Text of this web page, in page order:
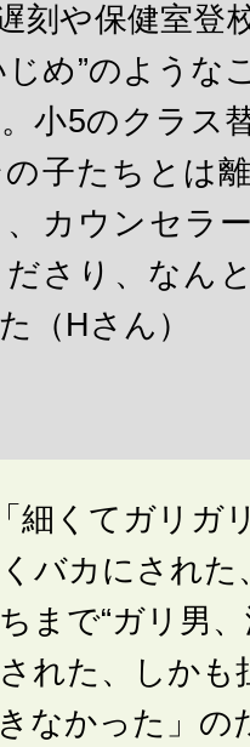
刻や保健室登
じめ”のような
小5のクラス
子たちとは
カウンセラ
さり、なん
（Hさん）
細くてガリガ
バカにされ
まで“ガリ男
れた、しかも
なかった」の